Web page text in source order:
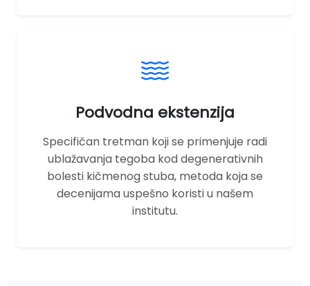
Podvodna ekstenzija
Specifičan tretman koji se primenjuje radi
ublažavanja tegoba kod degenerativnih
bolesti kičmenog stuba, metoda koja se
decenijama uspešno koristi u našem
institutu.